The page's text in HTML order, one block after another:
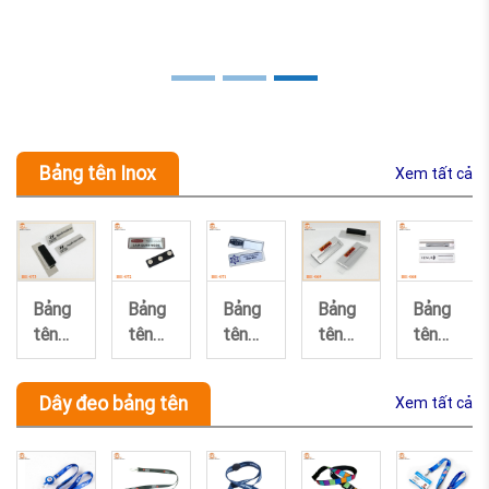
Bảng tên Inox Xem tất cả
Bảng
tên
inox
073
Bảng
tên
inox
072
Bảng
tên
inox
Bảng
tên
inox
Bảng
tên
inox
Dây đeo bảng tên Xem tất cả